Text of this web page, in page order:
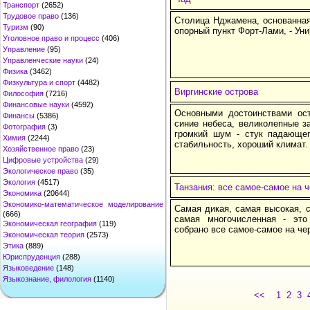
Транспорт (2652)
Трудовое право (136)
Туризм (90)
Уголовное право и процесс (406)
Управление (95)
Управленческие науки (24)
Физика (3462)
Физкультура и спорт (4482)
Философия (7216)
Финансовые науки (4592)
Финансы (5386)
Фотография (3)
Химия (2244)
Хозяйственное право (23)
Цифровые устройства (29)
Экологическое право (35)
Экология (4517)
Экономика (20644)
Экономико-математическое моделирование
(666)
Экономическая география (119)
Экономическая теория (2573)
Этика (889)
Юриспруденция (288)
Языковедение (148)
Языкознание, филология (1140)
Столица Нджамена,
опорный пункт Форт-Лами, -
Виргинские острова
Основными достоинствами
синие небеса, великолепные
громкий шум - стук
стабильность, хороший климат.
Танзания: все самое-самое на
Самая дикая, самая высокая,
самая многочисленная -
собрано все самое-самое на
<< 1 2 3